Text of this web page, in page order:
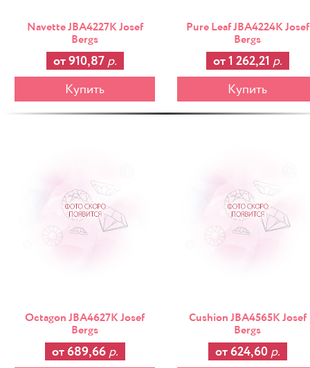
Navette JBA4227K Josef
Bergs
от 910,87 р.
Купить
Pure Leaf JBA4224K Josef
Bergs
от 1 262,21 р.
Купить
Octagon JBA4627K Josef
Bergs
от 689,66 р.
Cushion JBA4565K Josef
Bergs
от 624,60 р.